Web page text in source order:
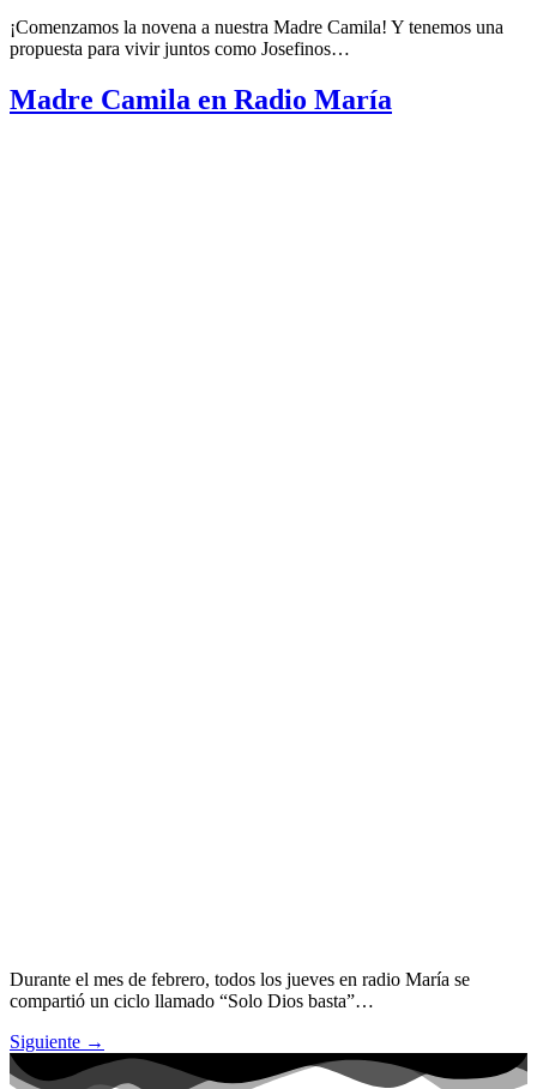
¡Comenzamos la novena a nuestra Madre Camila! Y tenemos una
propuesta para vivir juntos como Josefinos…
Madre Camila en Radio María
Durante el mes de febrero, todos los jueves en radio María se
compartió un ciclo llamado “Solo Dios basta”…
Siguiente →